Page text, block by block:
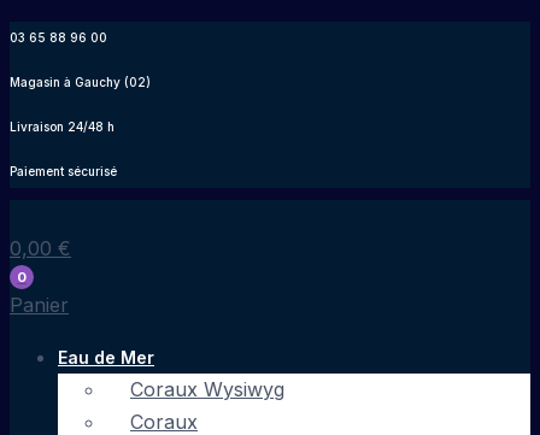
contenu
03 65 88 96 00
Magasin à Gauchy (02)
Livraison 24/48 h
Paiement sécurisé
0,00 €
0
Panier
Eau de Mer
Coraux Wysiwyg
Coraux